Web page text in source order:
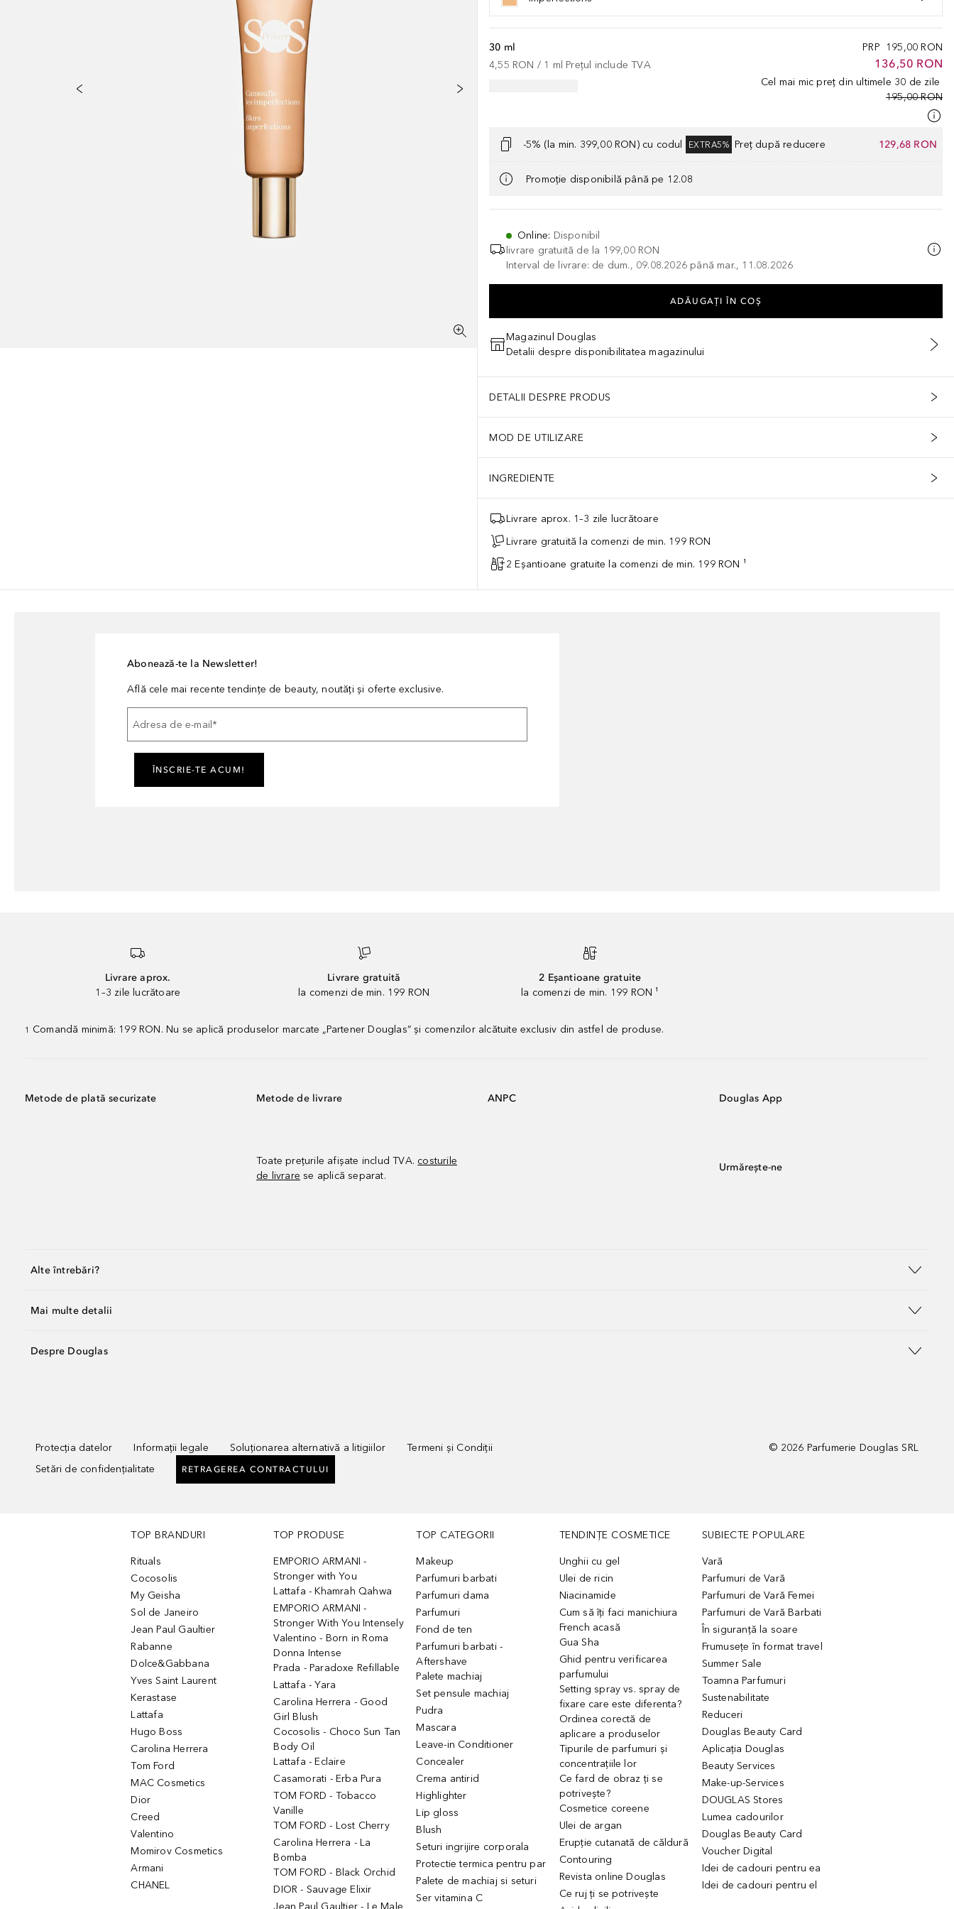
PRP 195,00 RON
136,50 RON
Cel mai mic preț din ultimele 30 de zile
195,00 RON
30 ml
4,55 RON / 1 ml Prețul include TVA
-5% (la min. 399,00 RON) cu codul EXTRA5% Preț după reducere 129,68 RON
Promoție disponibilă până pe 12.08
Online: Disponibil
livrare gratuită de la 199,00 RON
Interval de livrare: de dum., 09.08.2026 până mar., 11.08.2026
ADĂUGAȚI ÎN COŞ
Magazinul Douglas
Detalii despre disponibilitatea magazinului
DETALII DESPRE PRODUS
MOD DE UTILIZARE
INGREDIENTE
Livrare aprox. 1–3 zile lucrătoare
Livrare gratuită la comenzi de min. 199 RON
2 Eșantioane gratuite la comenzi de min. 199 RON ¹
Abonează-te la Newsletter!
Află cele mai recente tendințe de beauty, noutăți și oferte exclusive.
Adresa de e-mail *
ÎNSCRIE-TE ACUM!
Livrare aprox.
1–3 zile lucrătoare
Livrare gratuită
la comenzi de min. 199 RON
2 Eșantioane gratuite
la comenzi de min. 199 RON ¹
1 Comandă minimă: 199 RON. Nu se aplică produselor marcate „Partener Douglas” și comenzilor alcătuite exclusiv din astfel de produse.
Metode de plată securizate Metode de livrare
Toate prețurile afișate includ TVA. costurile
de livrare se aplică separat.
ANPC Douglas App
Urmărește-ne
Alte întrebări?
Mai multe detalii
Despre Douglas
Protecția datelor Informații legale Soluționarea alternativă a litigiilor
Termeni și Condiții
Setări de confidențialitate
RETRAGEREA CONTRACTULUI
© 2026 Parfumerie Douglas SRL
TOP BRANDURI
Rituals
Cocosolis
My Geisha
Sol de Janeiro
Jean Paul Gaultier
Rabanne
Dolce&Gabbana
Yves Saint Laurent
Kerastase
Lattafa
Hugo Boss
Carolina Herrera
Tom Ford
MAC Cosmetics
Dior
Creed
Valentino
Momirov Cosmetics
Armani
CHANEL
TOP PRODUSE
EMPORIO ARMANI -
Stronger with You
Lattafa - Khamrah Qahwa
EMPORIO ARMANI -
Stronger With You Intensely
Valentino - Born in Roma
Donna Intense
Prada - Paradoxe Refillable
Lattafa - Yara
Carolina Herrera - Good
Girl Blush
Cocosolis - Choco Sun Tan
Body Oil
Lattafa - Eclaire
Casamorati - Erba Pura
TOM FORD - Tobacco
Vanille
TOM FORD - Lost Cherry
Carolina Herrera - La
Bomba
TOM FORD - Black Orchid
DIOR - Sauvage Elixir
Jean Paul Gaultier - Le Male
TOP CATEGORII
Makeup
Parfumuri barbati
Parfumuri dama
Parfumuri
Fond de ten
Parfumuri barbati -
Aftershave
Palete machiaj
Set pensule machiaj
Pudra
Mascara
Leave-in Conditioner
Concealer
Crema antirid
Highlighter
Lip gloss
Blush
Seturi ingrijire corporala
Protectie termica pentru par
Palete de machiaj si seturi
Ser vitamina C
TENDINȚE COSMETICE
Unghii cu gel
Ulei de ricin
Niacinamide
Cum să îți faci manichiura
French acasă
Gua Sha
Ghid pentru verificarea
parfumului
Setting spray vs. spray de
fixare care este diferenta?
Ordinea corectă de
aplicare a produselor
Tipurile de parfumuri și
concentrațiile lor
Ce fard de obraz ți se
potrivește?
Cosmetice coreene
Ulei de argan
Erupție cutanată de căldură
Contouring
Revista online Douglas
Ce ruj ți se potrivește
SUBIECTE POPULARE
Vară
Parfumuri de Vară
Parfumuri de Vară Femei
Parfumuri de Vară Barbati
În siguranță la soare
Frumusețe în format travel
Summer Sale
Toamna Parfumuri
Sustenabilitate
Reduceri
Douglas Beauty Card
Aplicația Douglas
Beauty Services
Make-up-Services
DOUGLAS Stores
Lumea cadourilor
Douglas Beauty Card
Voucher Digital
Idei de cadouri pentru ea
Idei de cadouri pentru el